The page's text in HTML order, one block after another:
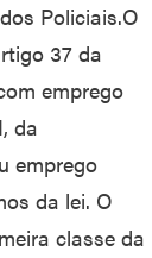
Policiais.O
37 da
emprego
da
emprego
da lei. O
classe da